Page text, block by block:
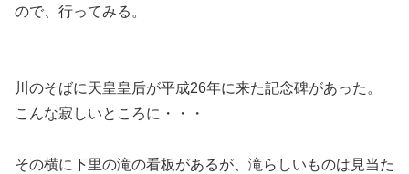
ので、行ってみる。
川のそばに天皇皇后が平成26年に来た記念碑があった。
こんな寂しいところに・・・
その横に下里の滝の看板があるが、滝らしいものは見当た